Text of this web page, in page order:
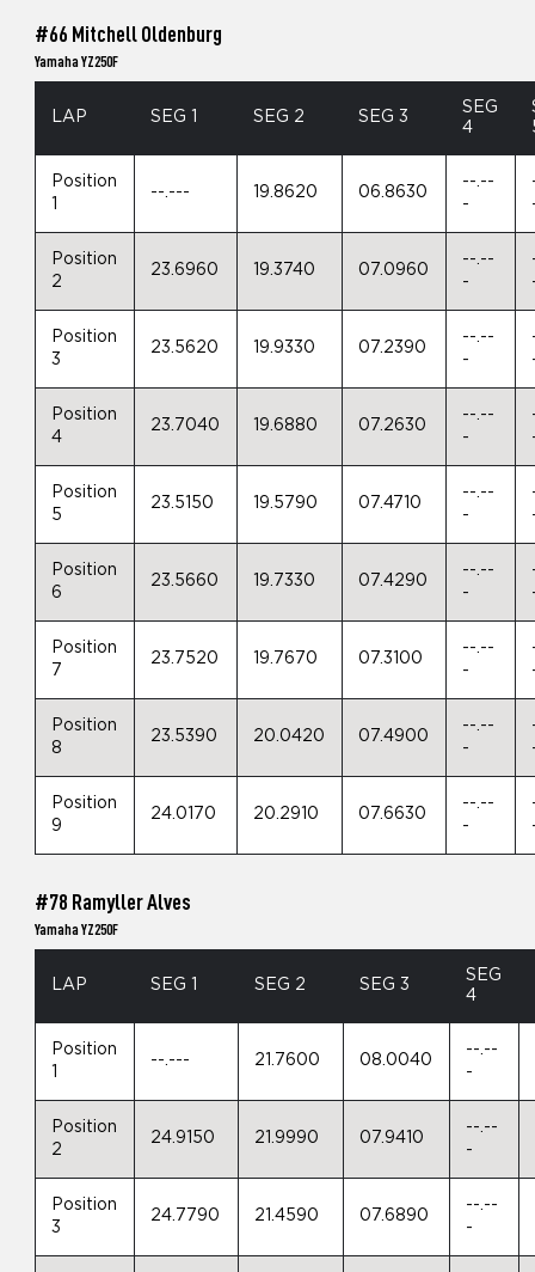
#66 Mitchell Oldenburg
Yamaha YZ250F
LAP SEG 1 SEG 2 SEG 3
SEG
4
Position
1
--.--- 19.8620 06.8630
--.--
-
Position
2
23.6960 19.3740 07.0960
--.--
-
Position
3
23.5620 19.9330 07.2390
--.--
-
Position
4
23.7040 19.6880 07.2630
--.--
-
Position
5
23.5150 19.5790 07.4710
--.--
-
Position
6
23.5660 19.7330 07.4290
--.--
-
Position
7
23.7520 19.7670 07.3100
--.--
-
Position
8
23.5390 20.0420 07.4900
--.--
-
Position
9
24.0170 20.2910 07.6630
--.--
-
#78 Ramyller Alves
Yamaha YZ250F
LAP SEG 1 SEG 2 SEG 3
SEG
4
Position
1
--.--- 21.7600 08.0040
--.--
-
Position
2
24.9150 21.9990 07.9410
--.--
-
Position
3
24.7790 21.4590 07.6890
--.--
-